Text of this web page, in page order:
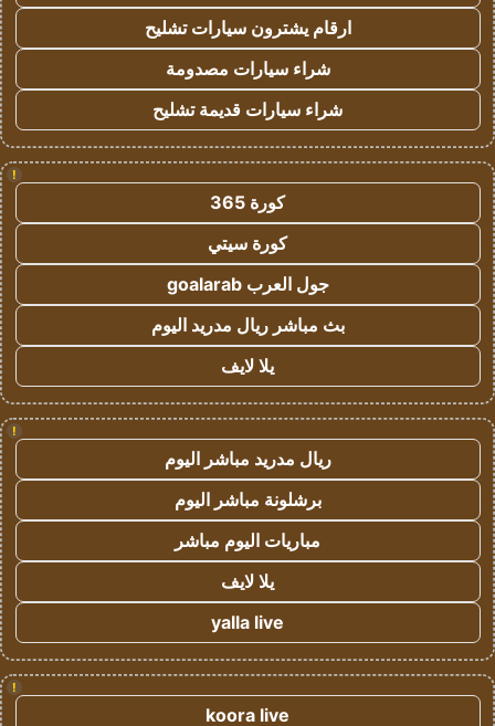
ارقام يشترون سيارات تشليح
شراء سيارات مصدومة
شراء سيارات قديمة تشليح
!
كورة 365
كورة سيتي
جول العرب goalarab
بث مباشر ريال مدريد اليوم
يلا لايف
!
ريال مدريد مباشر اليوم
برشلونة مباشر اليوم
مباريات اليوم مباشر
يلا لايف
yalla live
!
koora live